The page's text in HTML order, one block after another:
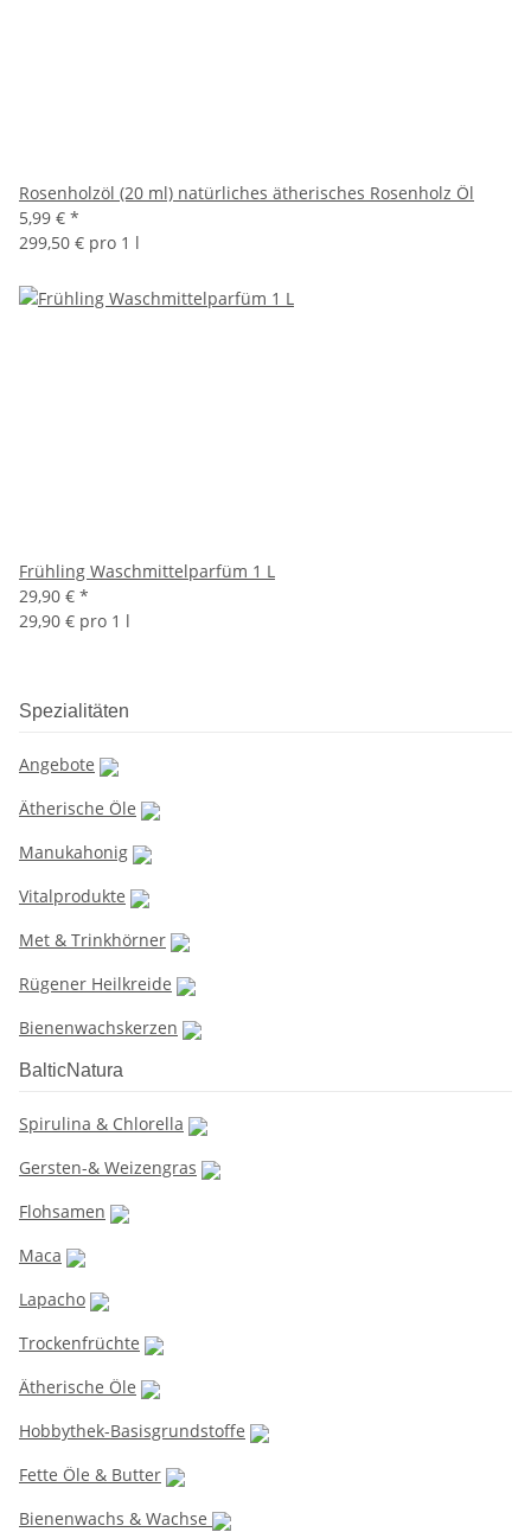
Rosenholzöl (20 ml) natürliches ätherisches Rosenholz Öl
5,99 € *
299,50 € pro 1 l
Frühling Waschmittelparfüm 1 L
29,90 € *
29,90 € pro 1 l
Spezialitäten
Angebote
Ätherische Öle
Manukahonig
Vitalprodukte
Met & Trinkhörner
Rügener Heilkreide
Bienenwachskerzen
BalticNatura
Spirulina & Chlorella
Gersten-& Weizengras
Flohsamen
Maca
Lapacho
Trockenfrüchte
Ätherische Öle
Hobbythek-Basisgrundstoffe
Fette Öle & Butter
Bienenwachs & Wachse